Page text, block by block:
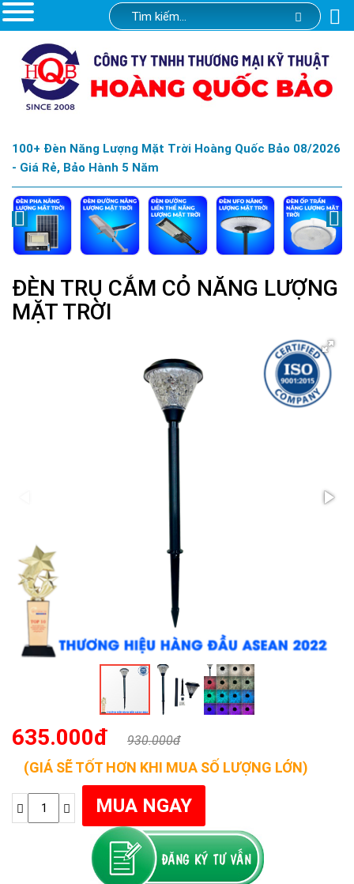
100+ Đèn Năng Lượng Mặt Trời Hoàng Quốc Bảo 08/2026
- Giá Rẻ, Bảo Hành 5 Năm
ĐÈN TRỤ CẮM CỎ NĂNG LƯỢNG
MẶT TRỜI
635.000đ 930.000đ
(GIÁ SẼ TỐT HƠN KHI MUA SỐ LƯỢNG LỚN)